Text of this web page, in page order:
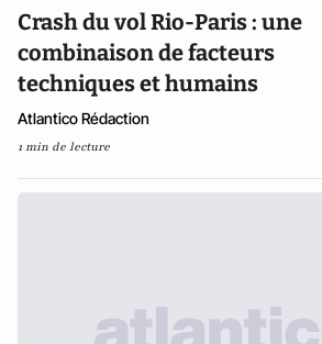
Crash du vol Rio-Paris : une
combinaison de facteurs
techniques et humains
Atlantico Rédaction
1 min de lecture